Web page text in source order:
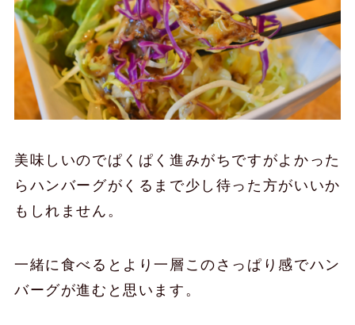
美味しいのでぱくぱく進みがちですがよかった
らハンバーグがくるまで少し待った方がいいか
もしれません。
一緒に食べるとより一層このさっぱり感でハン
バーグが進むと思います。